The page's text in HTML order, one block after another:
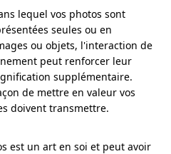
lequel vos photos sont
seules ou en
ou objets, l'interaction de
peut renforcer leur
supplémentaire.
de mettre en valeur vos
doivent transmettre.
est un art en soi et peut avoir